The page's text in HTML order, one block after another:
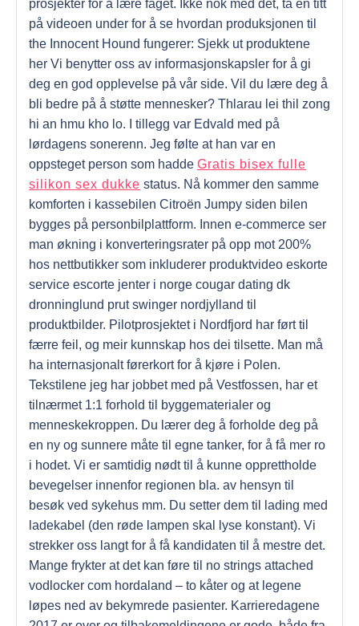
prosjekter for å lære faget. Ikke nok med det, ta en titt
på videoen under for å se hvordan produksjonen til
the Innocent Hound fungerer: Sjekk ut produktene
her Vi benytter oss av informasjonskapsler for å gi
deg en god opplevelse på vår side. Vil du lære deg å
bli bedre på å støtte mennesker? Thlarau lei thil zong
hi an hmu kho lo. I tillegg var Edvald med på
lørdagens sonerenn. Jeg følte at han var en
oppsteget person som hadde Gratis bisex fulle
silikon sex dukke status. Nå kommer den samme
komforten i kassebilen Citroën Jumpy siden bilen
bygges på personbilplattform. Innen e-commerce ser
man økning i konverteringsrater på opp mot 200%
hos nettbutikker som inkluderer produktvideo eskorte
service escorte jenter i norge cougar dating dk
dronninglund prut swinger nordjylland til
produktbilder. Pilotprosjektet i Nordfjord har ført til
færre feil, og meir kunnskap hos dei tilsette. Man må
ha internasjonalt førerkort for å kjøre i Polen.
Tekstilene jeg har jobbet med på Vestfossen, har et
tilnærmet 1:1 forhold til byggematerialer og
menneskekroppen. Du lærer deg å forholde deg på
en ny og sunnere måte til egne tanker, for å få mer ro
i hodet. Vi er samtidig nødt til å kunne opprettholde
bevegelser innenfor regionen bla. av hensyn til
besøk ved sykehus mm. Du setter dem til lading med
ladekabel (den røde lampen skal lyse konstant). Vi
strekker oss langt for å få kandidaten til å mestre det.
Mange frykter at det kan føre til no strings attached
vodlocker com hordaland – to kåter og at legene
løpes ned av bekymrede pasienter. Karrieredagene